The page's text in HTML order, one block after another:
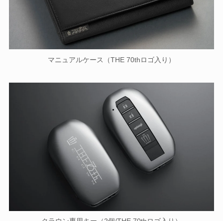
マニュアルケース（THE 70thロゴ入り）